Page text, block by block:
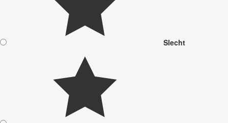
Slecht